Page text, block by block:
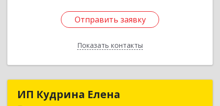
Отправить заявку
Показать контакты
Отправить заявку
Назад
ИП Кудрина ЕленаИП Кудрина Елена